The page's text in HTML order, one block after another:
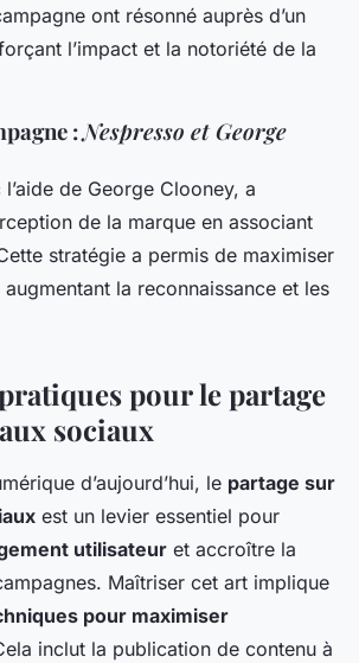
ont résonné auprès d’un
l’impact et la notoriété de la
:Nespresso et George
de George Clooney, a
de la marque en associant
stratégie a permis de maximiser
la reconnaissance et les
pour le partage
sociaux
d’aujourd’hui, le partage sur
est un levier essentiel pour
utilisateur et accroître la
Maîtriser cet art implique
pour maximiser
inclut la publication de contenu à